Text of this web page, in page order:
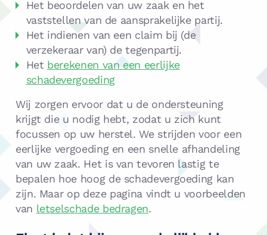
Het beoordelen van uw zaak en het
vaststellen van de aansprakelijke partij.
Het indienen van een claim bij (de
verzekeraar van) de tegenpartij.
Het berekenen van een eerlijke
schadevergoeding
Wij zorgen ervoor dat u de ondersteuning
krijgt die u nodig hebt, zodat u zich kunt
focussen op uw herstel. We strijden voor een
eerlijke vergoeding en een snelle afhandeling
van uw zaak. Het is van tevoren lastig te
bepalen hoe hoog de schadevergoeding kan
zijn. Maar op deze pagina vindt u voorbeelden
van letselschade bedragen.